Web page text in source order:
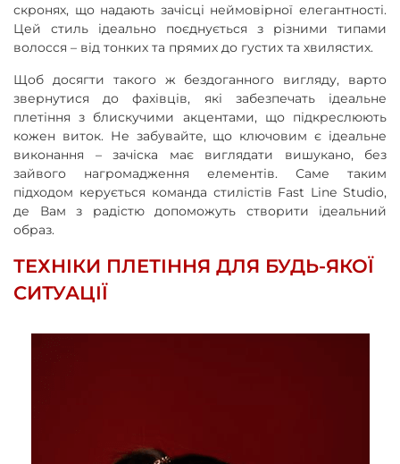
скронях, що надають зачісці неймовірної елегантності.
Цей стиль ідеально поєднується з різними типами
волосся – від тонких та прямих до густих та хвилястих.
Щоб досягти такого ж бездоганного вигляду, варто
звернутися до фахівців, які забезпечать ідеальне
плетіння з блискучими акцентами, що підкреслюють
кожен виток. Не забувайте, що ключовим є ідеальне
виконання – зачіска має виглядати вишукано, без
зайвого нагромадження елементів. Саме таким
підходом керується команда стилістів Fast Line Studio,
де Вам з радістю допоможуть створити ідеальний
образ.
ТЕХНІКИ ПЛЕТІННЯ ДЛЯ БУДЬ-ЯКОЇ
СИТУАЦІЇ